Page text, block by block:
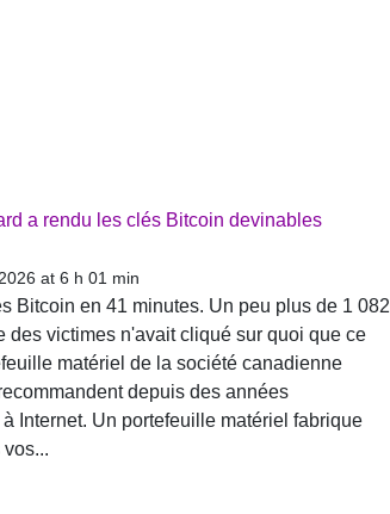
a rendu les clés Bitcoin devinables
at 6 h 01 min
Bitcoin en 41 minutes. Un peu plus de 1 082
victimes n'avait cliqué sur quoi que ce
matériel de la société canadienne
depuis des années
Internet. Un portefeuille matériel fabrique